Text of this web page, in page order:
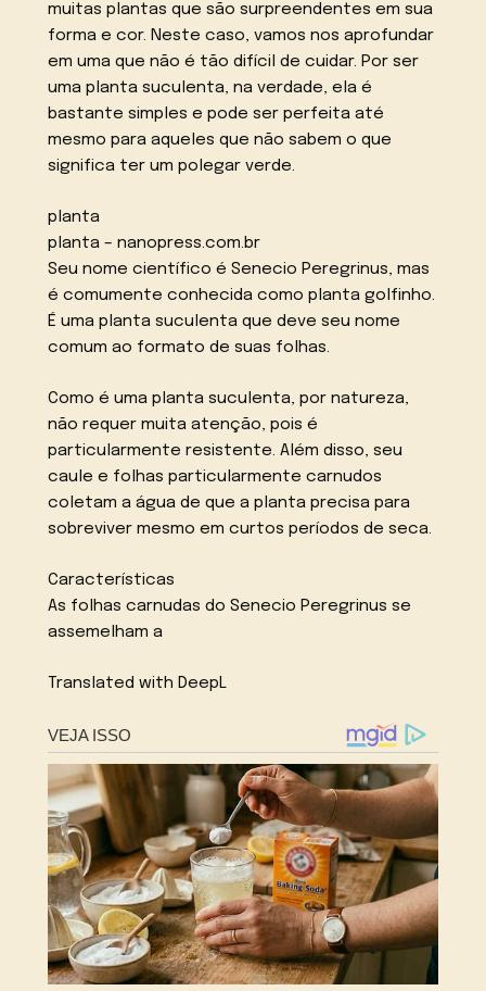
muitas plantas que são surpreendentes em sua
forma e cor. Neste caso, vamos nos aprofundar
em uma que não é tão difícil de cuidar. Por ser
uma planta suculenta, na verdade, ela é
bastante simples e pode ser perfeita até
mesmo para aqueles que não sabem o que
significa ter um polegar verde.
planta
planta – nanopress.com.br
Seu nome científico é Senecio Peregrinus, mas
é comumente conhecida como planta golfinho.
É uma planta suculenta que deve seu nome
comum ao formato de suas folhas.
Como é uma planta suculenta, por natureza,
não requer muita atenção, pois é
particularmente resistente. Além disso, seu
caule e folhas particularmente carnudos
coletam a água de que a planta precisa para
sobreviver mesmo em curtos períodos de seca.
Características
As folhas carnudas do Senecio Peregrinus se
assemelham a
Translated with DeepL